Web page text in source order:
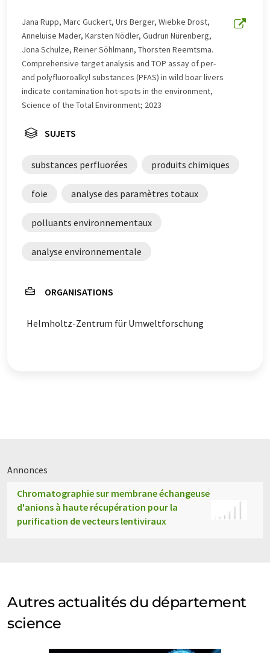
été traduit avec traduction automatique, il est possible
qu'il contienne des erreurs de vocabulaire, de syntaxe ou
de grammaire. L'article original dans Anglais peut être
trouvéici.
Jana Rupp, Marc Guckert, Urs Berger, Wiebke Drost,
Anneluise Mader, Karsten Nödler, Gudrun Nürenberg,
Jona Schulze, Reiner Söhlmann, Thorsten Reemtsma.
Comprehensive target analysis and TOP assay of per-
and polyfluoroalkyl substances (PFAS) in wild boar livers
indicate contamination hot-spots in the environment,
Science of the Total Environment; 2023
SUJETS
substances perfluorées produits chimiques
foie analyse des paramètres totaux
polluants environnementaux
analyse environnementale
ORGANISATIONS
Helmholtz-Zentrum für Umweltforschung
Annonces
Chromatographie sur membrane échangeuse
d'anions à haute récupération pour la
purification de vecteurs lentiviraux
Autres actualités du département
science